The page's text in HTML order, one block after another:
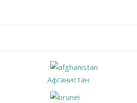
Афганистан